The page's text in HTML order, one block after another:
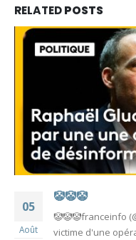
RELATEDPOSTS
05
Août
🤡🤡🤡
🤡🤡🤡franceinfo
victime d'une